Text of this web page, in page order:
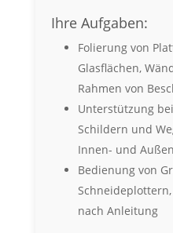
Ihre Aufgaben:
Folierung von
Glasflächen,
Rahmen von
Unterstützung
Schildern und
Innen- und
Bedienung von
nach Anleitung